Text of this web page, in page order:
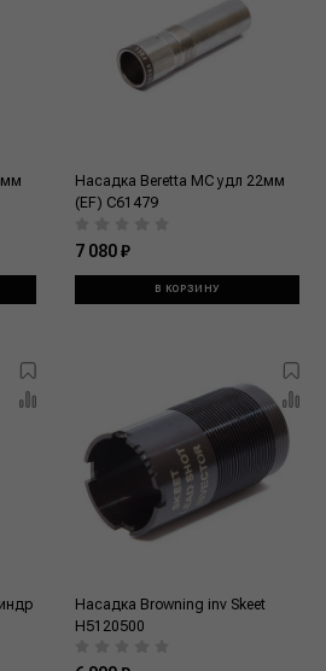
Насадка Beretta MC удл 22мм
(EF) C61479
7 080 ₽
В КОРЗИНУ
Насадка Browning inv Skeet
Н5120500